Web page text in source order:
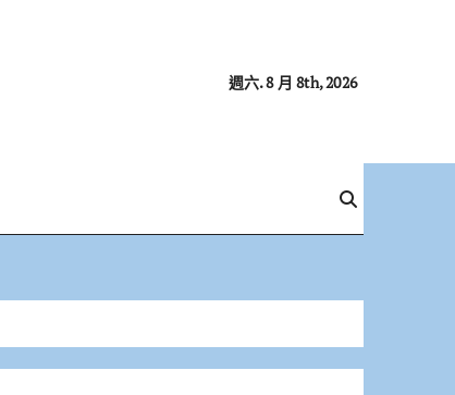
週六. 8 月 8th, 2026